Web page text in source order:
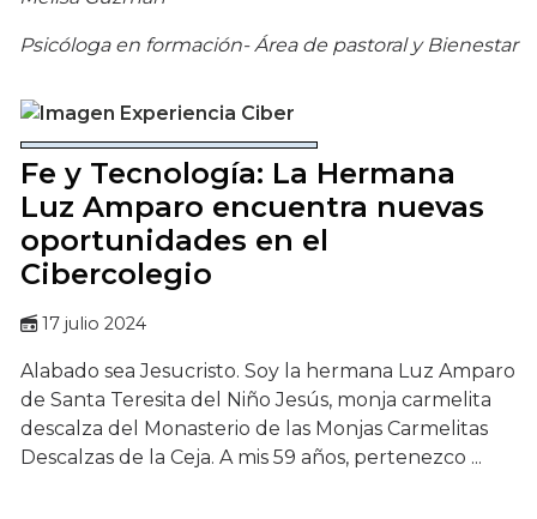
Psicóloga en formación- Área de pastoral y Bienestar
Fe y Tecnología: La Hermana
Luz Amparo encuentra nuevas
oportunidades en el
Cibercolegio
17 julio 2024
Alabado sea Jesucristo. Soy la hermana Luz Amparo
de Santa Teresita del Niño Jesús, monja carmelita
descalza del Monasterio de las Monjas Carmelitas
Descalzas de la Ceja. A mis 59 años, pertenezco ...